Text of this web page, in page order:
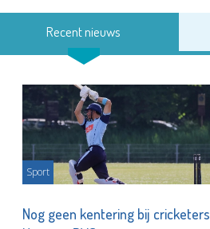
Recent nieuws
Sport
Nog geen kentering bij cricketers